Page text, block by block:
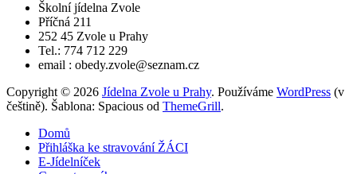
Školní jídelna Zvole
Příčná 211
252 45 Zvole u Prahy
Tel.: 774 712 229
email : obedy.zvole@seznam.cz
Copyright © 2026 Jídelna Zvole u Prahy. Používáme WordPress (v
češtině). Šablona: Spacious od ThemeGrill.
Domů
Přihláška ke stravování ŽÁCI
E-Jídelníček